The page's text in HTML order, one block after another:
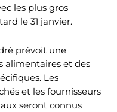
les plus gros
le 31 janvier.
prévoit une
alimentaires et des
Les
et les fournisseurs
seront connus